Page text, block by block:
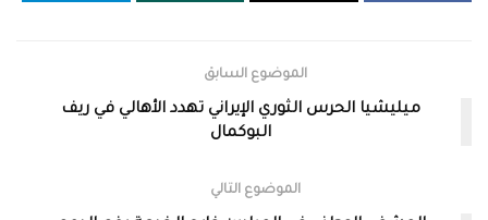
الموضوع السابق
ميليشيا الحرس الثوري الإيراني تهدد الأهالي في ريف
البوكمال
الموضوع التالي